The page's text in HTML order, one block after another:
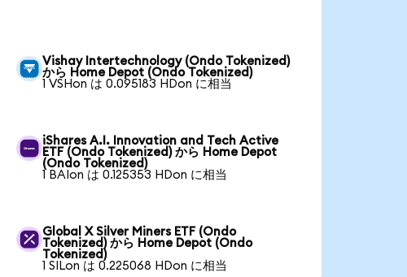
Vishay Intertechnology (Ondo Tokenized)
から Home Depot (Ondo Tokenized)
1 VSHon は 0.095183 HDon に相当
iShares A.I. Innovation and Tech Active
ETF (Ondo Tokenized) から Home Depot
(Ondo Tokenized)
1 BAIon は 0.125353 HDon に相当
Global X Silver Miners ETF (Ondo
Tokenized) から Home Depot (Ondo
Tokenized)
1 SILon は 0.225068 HDon に相当